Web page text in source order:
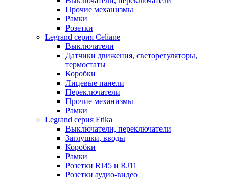
Прочие механизмы
Рамки
Розетки
Legrand серия Celiane
Выключатели
Датчики движения, светорегуляторы,
термостаты
Коробки
Лицевые панели
Переключатели
Прочие механизмы
Рамки
Legrand серия Etika
Выключатели, переключатели
Заглушки, вводы
Коробки
Рамки
Розетки RJ45 и RJ11
Розетки аудио-видео